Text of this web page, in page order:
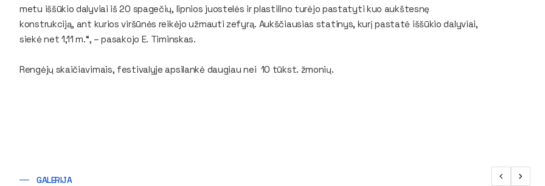
metu iššūkio dalyviai iš 20 spagečių, lipnios juostelės ir plastilino turėjo pastatyti kuo aukštesnę
konstrukciją, ant kurios viršūnės reikėjo užmauti zefyrą. Aukščiausias statinys, kurį pastatė iššūkio dalyviai,
siekė net 1,11 m.“, – pasakojo E. Timinskas.
Rengėjų skaičiavimais, festivalyje apsilankė daugiau nei 10 tūkst. žmonių.
GALERIJA